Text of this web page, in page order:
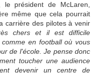
président de McLaren,
même que cela pourrait
carrière des pilotes à venir
chers et il est difficile
en football où vous
de l'école. Je pense donc
toucher une audience
devenir un centre de